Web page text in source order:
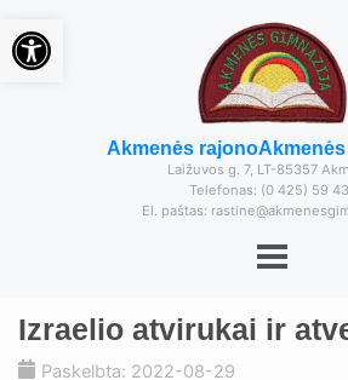
Akmenės rajono
Laižuvos g. 7, LT-85357
Telefonas: (0 425) 59
El. paštas:
Izraelio atvirukai ir
Paskelbta: 2022-08-29
Open toolbar